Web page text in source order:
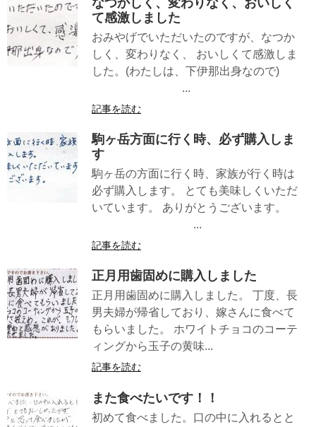
て感激しました
おみやげでいただいたのですが、なつか
しく、変わりなく、 おいしくて感激しま
した。(わたしは、下伊那出身なので)
...
記事を読む
駒ヶ岳方面に行く時、必ず購入しま
す
駒ヶ岳の方面に行く時、家族が行く時は
必ず購入します。 とても美味しくいただ
いています。 ありがとうございます。
...
記事を読む
正月用歯固めに購入しました
正月用歯固めに購入しました。 丁度、長
男夫婦が帰省しており、嫁さんに食べて
もらいました。 ホワイトチョコのコーテ
ィングから玉子の黄味...
記事を読む
また食べたいです！！
初めて食べました。口の中に入れるとと